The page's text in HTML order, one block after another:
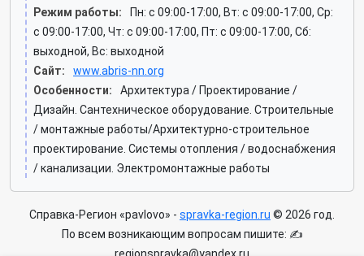
Режим работы:
Пн: c 09:00-17:00, Вт: c 09:00-17:00, Ср:
c 09:00-17:00, Чт: c 09:00-17:00, Пт: c 09:00-17:00, Сб:
выходной, Вс: выходной
Сайт:
www.abris-nn.org
Особенности:
Архитектура / Проектирование /
Дизайн. Сантехническое оборудование. Строительные
/ монтажные работы/Архитектурно-строительное
проектирование. Системы отопления / водоснабжения
/ канализации. Электромонтажные работы
Справка-Регион «pavlovo» - spravka-region.ru © 2026 год.
По всем возникающим вопросам пишите: ✍